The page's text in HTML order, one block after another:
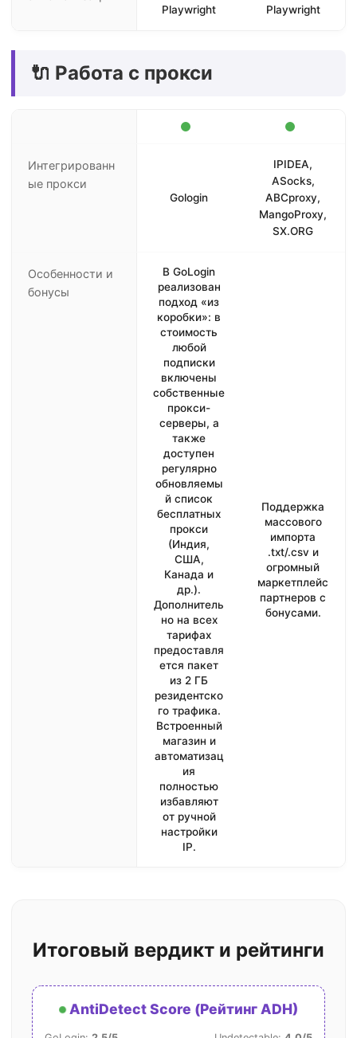
Playwright Playwright
🔌 Работа с прокси
Интегрированн
ые прокси
Gologin
IPIDEA,
ASocks,
ABCproxy,
MangoProxy,
SX.ORG
Особенности и
бонусы
В GoLogin
реализован
подход «из
коробки»: в
стоимость
любой
подписки
включены
собственные
прокси-
серверы, а
также
доступен
регулярно
обновляемы
й список
бесплатных
прокси
(Индия,
США,
Канада и
др.).
Дополнитель
но на всех
тарифах
предоставля
ется пакет
из 2 ГБ
резидентско
го трафика.
Встроенный
магазин и
автоматизац
ия
полностью
избавляют
от ручной
настройки
IP.
Поддержка
массового
импорта
.txt/.csv и
огромный
маркетплейс
партнеров с
бонусами.
Итоговый вердикт и рейтинги
AntiDetect Score (Рейтинг ADH)